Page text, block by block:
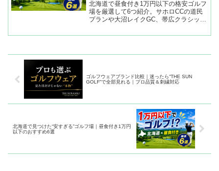
北海道で昼食付き1万円以下の格安ゴルフ
場を厳選して6つ紹介。サホロCCの道民
プランや大沼レイクGC、帯広クラシック
旅行ゴルフ・初心者にもおすすめ。
ゴルフウェアブランド比較｜迷ったら“THE SUN
GOLF”で全部見れる｜プロ品質＆刺繍対応
北海道で見つけた“安すぎる”ゴルフ場｜昼食付き1万円
以下のおすすめ6選